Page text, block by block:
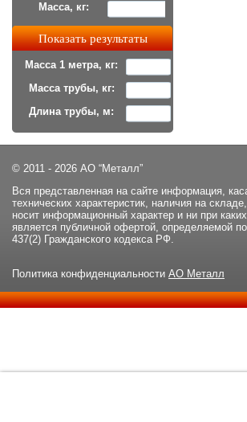
Масса, кг:
Масса 1 метра, кг:
Масса трубы, кг:
Длина трубы, м:
© 2011 - 2026 АО “Металл”
Вся представленная на сайте информация,
технических характеристик, наличия на
носит информационный характер и ни при
является публичной офертой, определяемой
437(2) Гражданского кодекса РФ.
Политика конфиденциальности АО Металл